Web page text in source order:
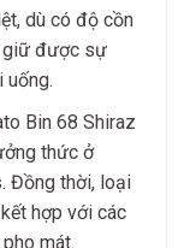
dù có độ cồn
giữ được sự
uống.
Bin 68 Shiraz
thức ở
Đồng thời, loại
hợp với các
mát.